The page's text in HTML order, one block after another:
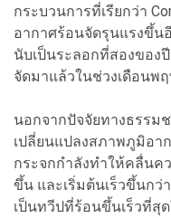
กระบวนการที่เรียกว่า
อากาศร้อนจัดรุนแรงขึ้
นับเป็นระลอกที่สองของ
จัดมาแล้วในช่วงเดือนพ
นอกจากปัจจัยทางธรรม
เปลี่ยนแปลงสภาพภูมิอา
กระจกกำลังทำให้คลื่นค
ขึ้น และเริ่มต้นเร็วขึ้นกว่
เป็นทวีปที่ร้อนขึ้นเร็วที่สุ